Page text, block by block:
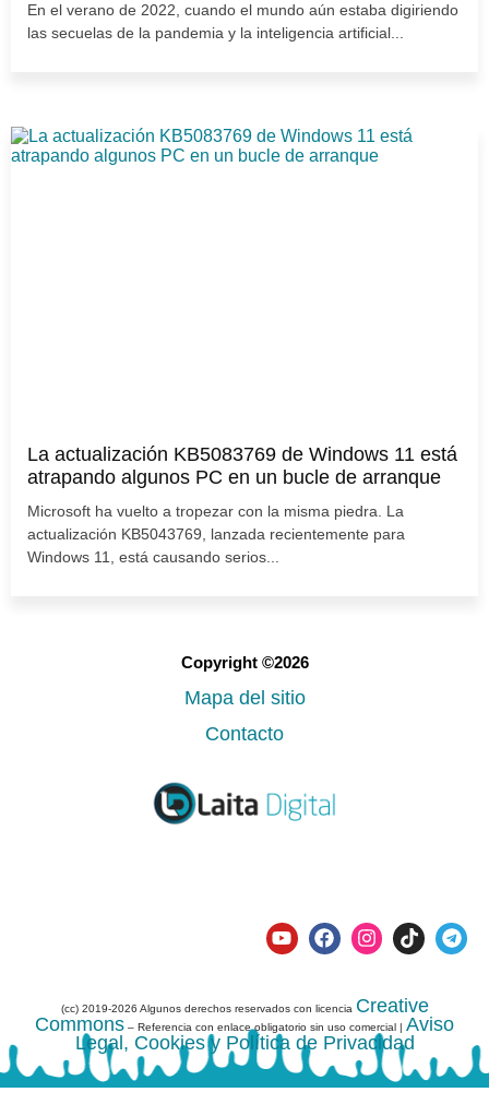
En el verano de 2022, cuando el mundo aún estaba digiriendo
las secuelas de la pandemia y la inteligencia artificial...
La actualización KB5083769 de Windows 11 está
atrapando algunos PC en un bucle de arranque
Microsoft ha vuelto a tropezar con la misma piedra. La
actualización KB5043769, lanzada recientemente para
Windows 11, está causando serios...
Copyright ©2026
Mapa del sitio
Contacto
(cc) 2019-2026 Algunos derechos reservados con licencia Creative
Commons – Referencia con enlace obligatorio sin uso comercial | Aviso
Legal, Cookies y Política de Privacidad